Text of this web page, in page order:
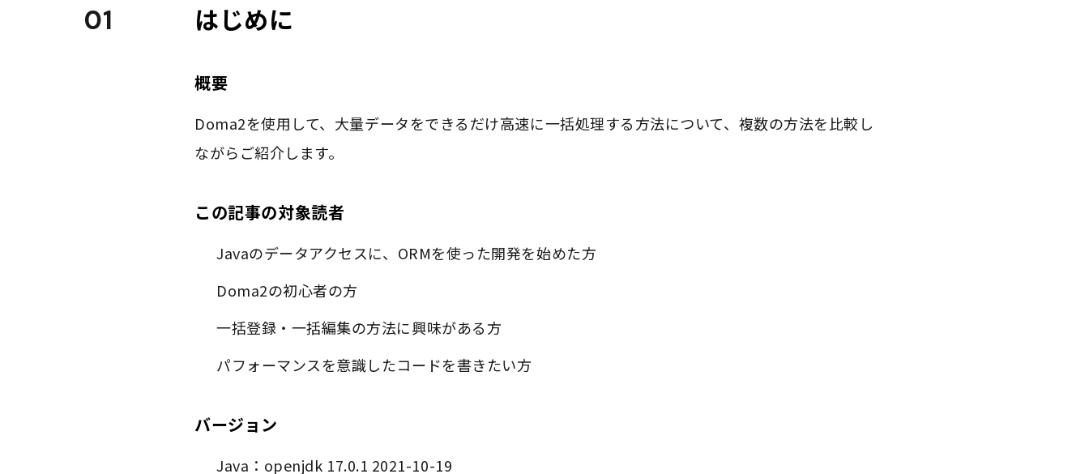
01 はじめに
概要
Doma2を使用して、大量データをできるだけ高速に一括処理する方法について、複数の方法を比較し
ながらご紹介します。
この記事の対象読者
Javaのデータアクセスに、ORMを使った開発を始めた方
Doma2の初心者の方
一括登録・一括編集の方法に興味がある方
パフォーマンスを意識したコードを書きたい方
バージョン
Java：openjdk 17.0.1 2021-10-19